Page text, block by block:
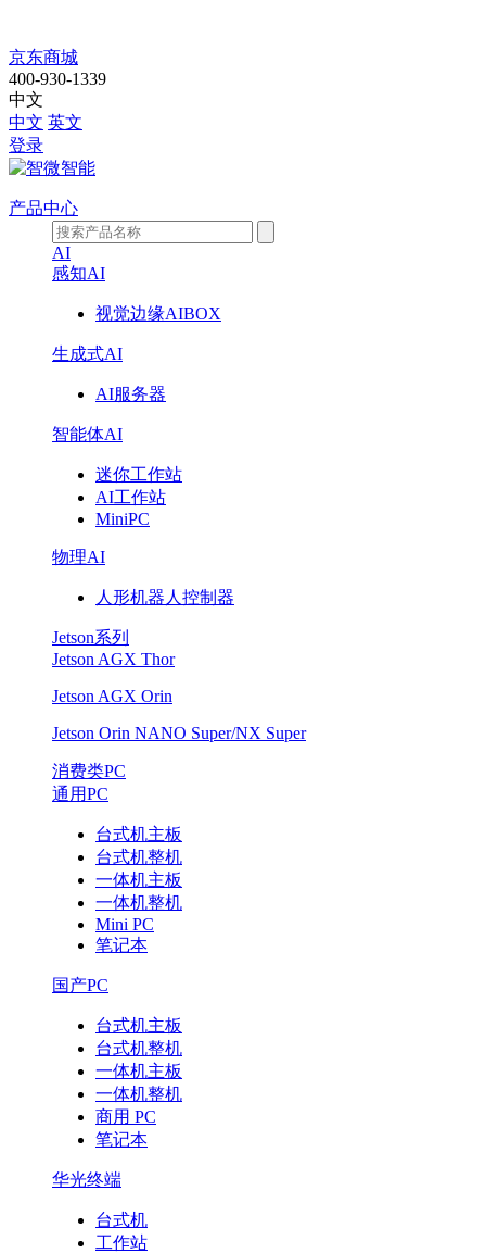
公
司
动
态
京东商城
400-930-1339
中文
中文 英文
登录
产品中心
AI
感知AI
视觉边缘AIBOX
生成式AI
AI服务器
智能体AI
迷你工作站
AI工作站
MiniPC
物理AI
人形机器人控制器
Jetson系列
Jetson AGX Thor
Jetson AGX Orin
Jetson Orin NANO Super/NX Super
消费类PC
通用PC
台式机主板
台式机整机
一体机主板
一体机整机
Mini PC
笔记本
国产PC
台式机主板
台式机整机
一体机主板
一体机整机
商用 PC
笔记本
华光终端
台式机
工作站